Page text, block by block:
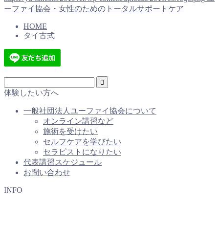
ーファイ協会・女性のためのトータルサポートケア
HOME
タイ古式
体験したい方へ
一般社団法人ユーファイ協会について
オンライン講習など
施術を受けたい
セルフケアを学びたい
セラピストになりたい
代表講習スケジュール
お問い合わせ
INFO